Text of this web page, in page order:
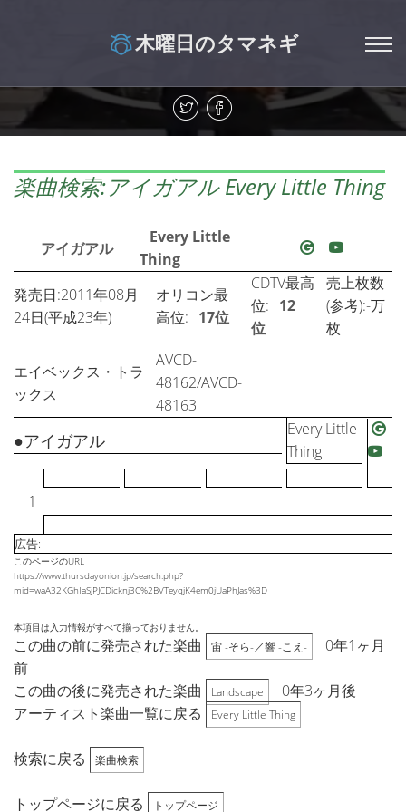
木曜日のタマネギ
楽曲検索:アイガアル Every Little Thing
アイガアル
Every Little
Thing
発売日:2011年08月
24日(平成23年)
オリコン最
高位: 17位
CDTV最高
位: 12
位
売上枚数
(参考):-万
枚
エイベックス・トラ
ックス
AVCD-
48162/AVCD-
48163
1
●アイガアル
Every Little
Thing
広告:
このページのURL
https://www.thursdayonion.jp/search.php?
mid=waA32KGhIaSjPJCDicknj3C%2BVTeyqjK4em0jUaPhJas%3D
本項目は入力情報がすべて揃っておりません。
この曲の前に発売された楽曲 宙 -そら-／響 -こえ-
0年1ヶ月
前
この曲の後に発売された楽曲
Landscape
0年3ヶ月後
アーティスト楽曲一覧に戻る
Every Little Thing
検索に戻る 楽曲検索
トップページに戻る トップページ